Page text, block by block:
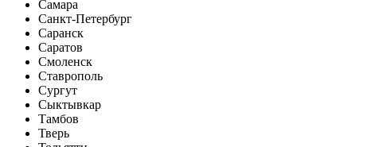
Самара
Санкт-Петербург
Саранск
Саратов
Смоленск
Ставрополь
Сургут
Сыктывкар
Тамбов
Тверь